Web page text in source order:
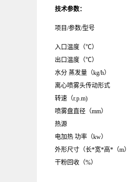
技术参数：
项目/参数/型号
入口温度（℃）
出口温度（℃）
水分 蒸发量（kg/h）
离心喷雾头传动形式
转速（r.p.m)
喷雾盘直径（mm）
热源
电加热 功率（kw）
外形尺寸（长*宽*高*（m）
干粉回收（%）